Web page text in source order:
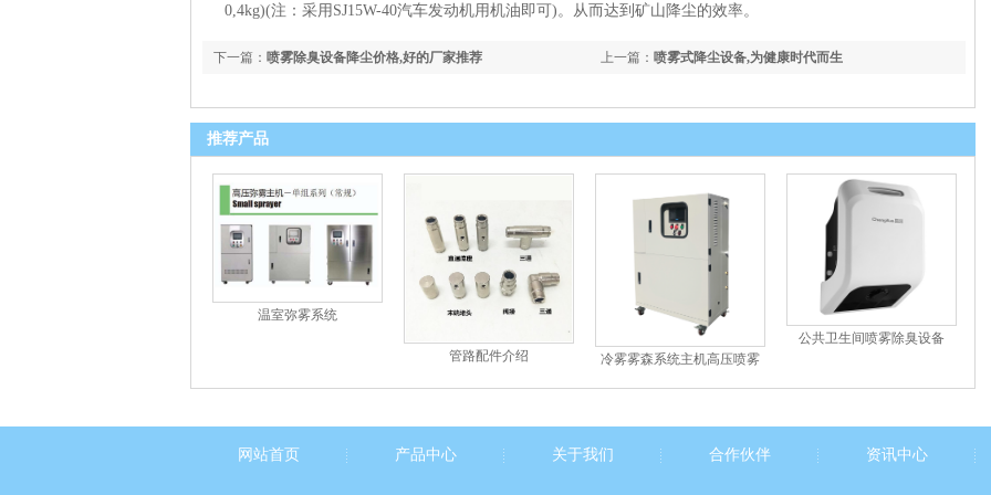
0,4kg)(注：采用SJ15W-40汽车发动机用机油即可)。从而达到矿山降尘的效率。
上一篇： 喷雾式降尘设备,为健康时代而生
下一篇： 喷雾除臭设备降尘价格,好的厂家推荐
推荐产品
温室弥雾系统
管路配件介绍
冷雾雾森系统主机高压喷雾
公共卫生间喷雾除臭设备
网站首页 产品中心 关于我们 合作伙伴 资讯中心